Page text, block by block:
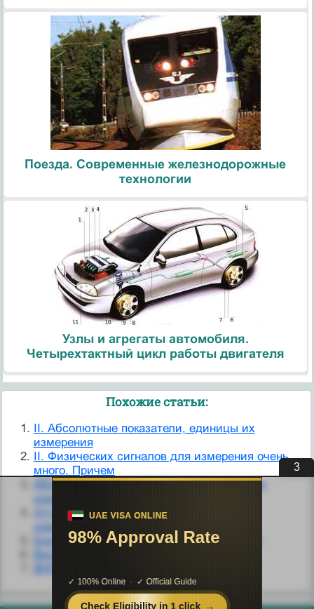
Поезда. Современные железнодорожные
технологии
Узлы и агрегаты автомобиля.
Четырехтактный цикл работы двигателя
Похожие статьи:
II. Абсолютные показатели, единицы их
измерения
II. Физических сигналов для измерения очень
много. Причем
Абсолютные и относительные показатели
измерения валового дохода
Аттестация для нестандартных средств
измерения.
Бортовые приборы: движение в будущее
Виртуальные измерительные приборы
3